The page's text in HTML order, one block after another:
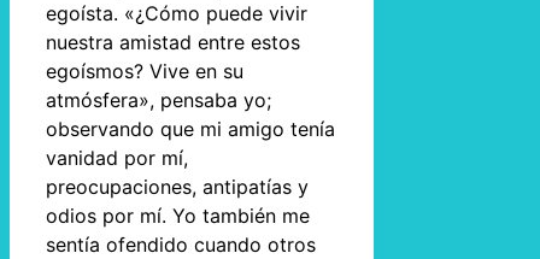
egoísta. «¿Cómo puede vivir
nuestra amistad entre estos
egoísmos? Vive en su
atmósfera», pensaba yo;
observando que mi amigo tenía
vanidad por mí,
preocupaciones, antipatías y
odios por mí. Yo también me
sentía ofendido cuando otros